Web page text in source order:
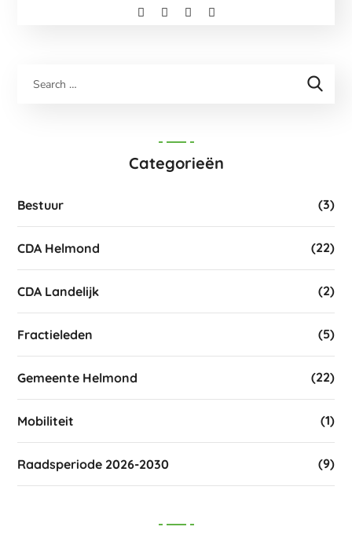
Categorieën
Bestuur (3)
CDA Helmond (22)
CDA Landelijk (2)
Fractieleden (5)
Gemeente Helmond (22)
Mobiliteit (1)
Raadsperiode 2026-2030 (9)